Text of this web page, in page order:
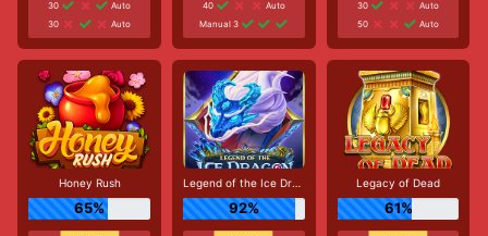
30
Auto
30
Auto
40
Auto
Manual 3
30
Auto
50
Auto
Honey Rush
65%
Legend of the Ice Dragon
92%
Legacy of Dead
61%